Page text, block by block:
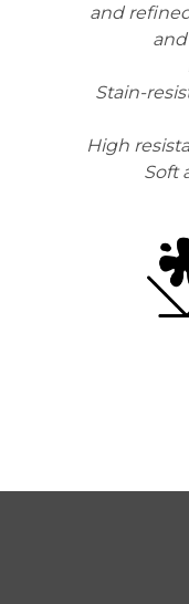
and
Stain-
High
Soft